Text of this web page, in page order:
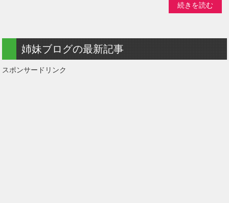
続きを読む
姉妹ブログの最新記事
スポンサードリンク